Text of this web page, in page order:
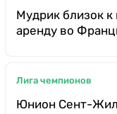
Мудрик близок к
аренду во
Лига чемпионов
Юнион Сент-